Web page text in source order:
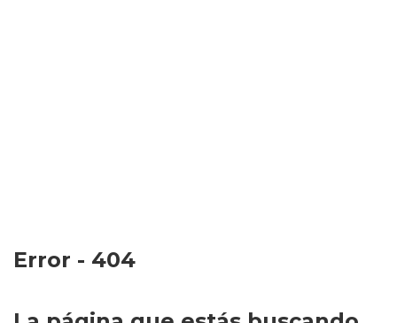
Error - 404